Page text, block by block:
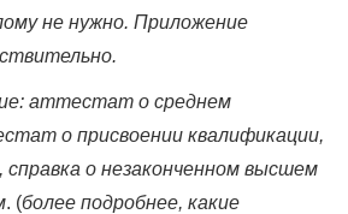
не нужно. Приложение
аттестат о среднем
о присвоении квалификации,
справка о незаконченном высшем
. (более подробнее, какие